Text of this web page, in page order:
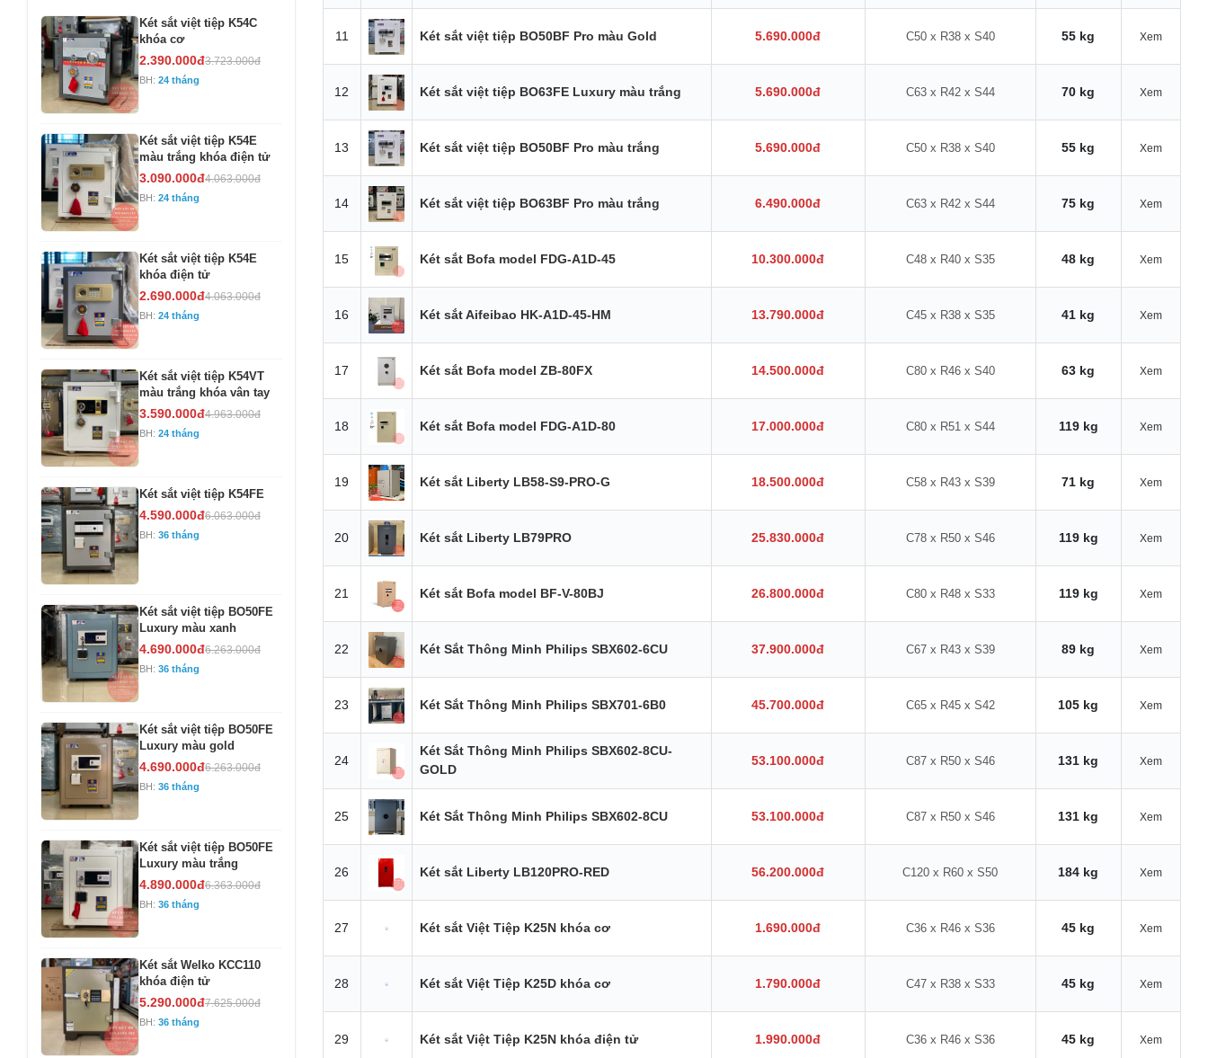
Két sắt việt tiệp K54C
khóa cơ
2.390.000đ3.723.000đ
BH: 24 tháng
Két sắt việt tiệp K54E
màu trắng khóa điện tử
3.090.000đ4.063.000đ
BH: 24 tháng
Két sắt việt tiệp K54E
khóa điện tử
2.690.000đ4.063.000đ
BH: 24 tháng
Két sắt việt tiệp K54VT
màu trắng khóa vân tay
3.590.000đ4.963.000đ
BH: 24 tháng
Két sắt việt tiệp K54FE
4.590.000đ6.063.000đ
BH: 36 tháng
Két sắt việt tiệp BO50FE
Luxury màu xanh
4.690.000đ6.263.000đ
BH: 36 tháng
Két sắt việt tiệp BO50FE
Luxury màu gold
4.690.000đ6.263.000đ
BH: 36 tháng
Két sắt việt tiệp BO50FE
Luxury màu trắng
4.890.000đ6.363.000đ
BH: 36 tháng
Két sắt Welko KCC110
khóa điện tử
5.290.000đ7.625.000đ
BH: 36 tháng
11 Két sắt việt tiệp BO50BF Pro màu Gold 5.690.000đ C50 x R38 x S40 55 kg Xem
12 Két sắt việt tiệp BO63FE Luxury màu trắng 5.690.000đ C63 x R42 x S44 70 kg Xem
13 Két sắt việt tiệp BO50BF Pro màu trắng 5.690.000đ C50 x R38 x S40 55 kg Xem
14 Két sắt việt tiệp BO63BF Pro màu trắng 6.490.000đ C63 x R42 x S44 75 kg Xem
15 Két sắt Bofa model FDG-A1D-45 10.300.000đ C48 x R40 x S35 48 kg Xem
16 Két sắt Aifeibao HK-A1D-45-HM 13.790.000đ C45 x R38 x S35 41 kg Xem
17 Két sắt Bofa model ZB-80FX 14.500.000đ C80 x R46 x S40 63 kg Xem
18 Két sắt Bofa model FDG-A1D-80 17.000.000đ C80 x R51 x S44 119 kg Xem
19 Két sắt Liberty LB58-S9-PRO-G 18.500.000đ C58 x R43 x S39 71 kg Xem
20 Két sắt Liberty LB79PRO 25.830.000đ C78 x R50 x S46 119 kg Xem
21 Két sắt Bofa model BF-V-80BJ 26.800.000đ C80 x R48 x S33 119 kg Xem
22 Két Sắt Thông Minh Philips SBX602-6CU 37.900.000đ C67 x R43 x S39 89 kg Xem
23 Két Sắt Thông Minh Philips SBX701-6B0 45.700.000đ C65 x R45 x S42 105 kg Xem
24
Két Sắt Thông Minh Philips SBX602-8CU-
GOLD
53.100.000đ C87 x R50 x S46 131 kg Xem
25 Két Sắt Thông Minh Philips SBX602-8CU 53.100.000đ C87 x R50 x S46 131 kg Xem
26 Két sắt Liberty LB120PRO-RED 56.200.000đ C120 x R60 x S50 184 kg Xem
27 Két sắt Việt Tiệp K25N khóa cơ 1.690.000đ C36 x R46 x S36 45 kg Xem
28 Két sắt Việt Tiệp K25D khóa cơ 1.790.000đ C47 x R38 x S33 45 kg Xem
29 Két sắt Việt Tiệp K25N khóa điện tử 1.990.000đ C36 x R46 x S36 45 kg Xem